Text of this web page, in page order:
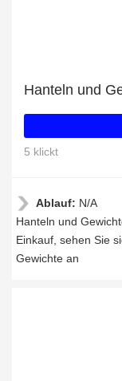
5 klickt
Ablauf: N/A
Hanteln und
Einkauf, sehen Sie
Gewichte an